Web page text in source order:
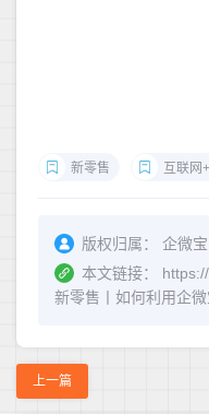
新零售 互联网
版权归属：
企微宝
本文链接：
新零售丨如何利用企
上一篇